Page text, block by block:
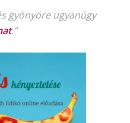
gyönyöre ugyanúgy
.”